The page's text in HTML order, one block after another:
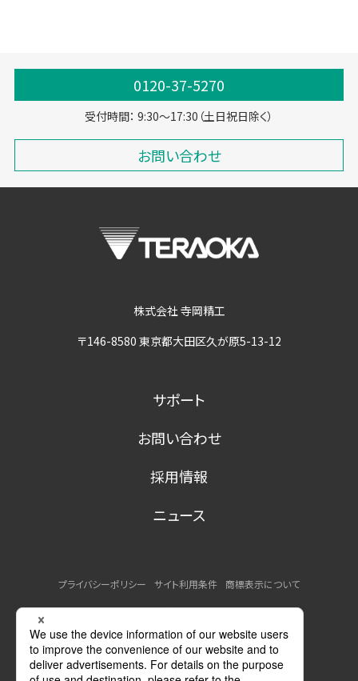
0120-37-5270
受付時間： 9:30～17:30（土日祝日除く）
お問い合わせ
株式会社 寺岡精工
〒146-8580 東京都大田区久が原5-13-12
サポート
お問い合わせ
採用情報
ニュース
プライバシーポリシー サイト利用条件
商標表示について
MSDSの提供について